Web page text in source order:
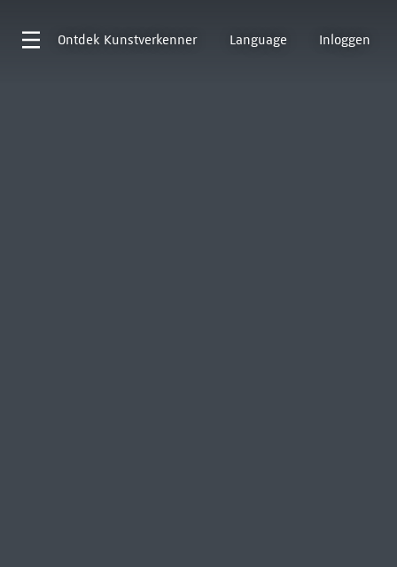
Ontdek Kunstverkenner Language Inloggen